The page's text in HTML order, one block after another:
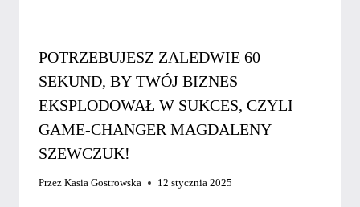
POTRZEBUJESZ ZALEDWIE 60
SEKUND, BY TWÓJ BIZNES
EKSPLODOWAŁ W SUKCES, CZYLI
GAME-CHANGER MAGDALENY
SZEWCZUK!
Przez Kasia Gostrowska 12 stycznia 2025